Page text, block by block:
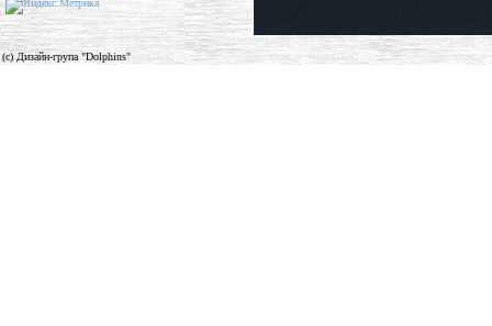
(c) Дизайн-група "Dolphins"